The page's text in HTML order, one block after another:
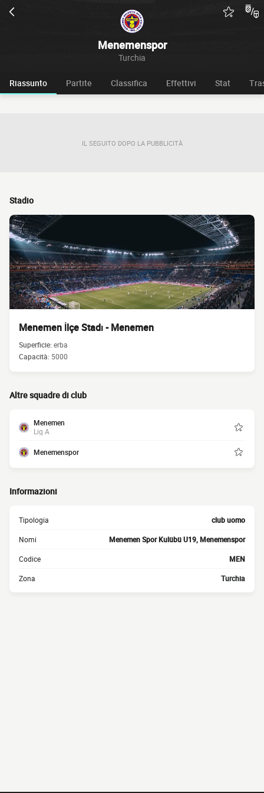
Menemenspor
Turchia
Riassunto Partite Classifica Effettivi Stat
IL SEGUITO DOPO LA PUBBLICITÀ
Stadio
Menemen İlçe Stadı - Menemen
Superficie:erba
Capacità: 5000
Altre squadre di club
Menemen
Lig A
Menemenspor
Informazioni
Tipologia club uomo
Nomi Menemen Spor Kulübü U19, Menemenspor
Codice MEN
Zona Turchia